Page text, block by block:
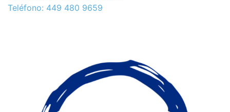
Teléfono: 449 480 9659